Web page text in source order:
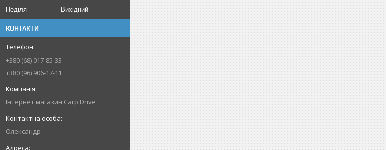
Неділя
Вихідний
КОНТАКТИ
+380 (68) 017-85-33
+380 (96) 906-17-11
Інтернет магазин Carp Drive
Олександр